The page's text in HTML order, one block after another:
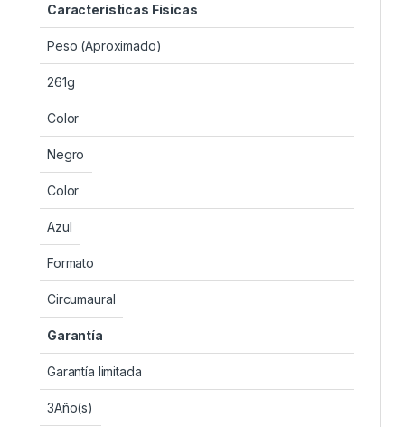
Características Físicas
Peso (Aproximado)
261g
Color
Negro
Color
Azul
Formato
Circumaural
Garantía
Garantía limitada
3Año(s)